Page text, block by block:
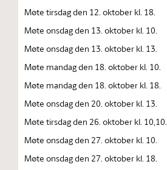
Møte tirsdag den 12. oktober kl. 18.
Møte onsdag den 13. oktober kl. 10.
Møte onsdag den 13. oktober kl. 13.
Møte mandag den 18. oktober kl. 10.
Møte mandag den 18. oktober kl. 18.
Møte onsdag den 20. oktober kl. 13.
Møte tirsdag den 26. oktober kl. 10,10.
Møte onsdag den 27. oktober kl. 10.
Møte onsdag den 27. oktober kl. 18.